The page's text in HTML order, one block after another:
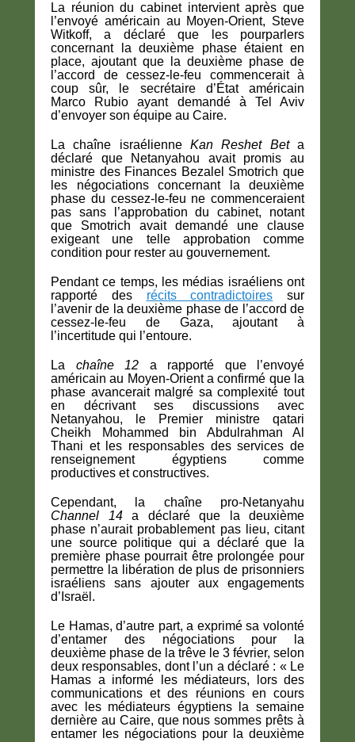
La réunion du cabinet intervient après que
l’envoyé américain au Moyen-Orient, Steve
Witkoff, a déclaré que les pourparlers
concernant la deuxième phase étaient en
place, ajoutant que la deuxième phase de
l’accord de cessez-le-feu commencerait à
coup sûr, le secrétaire d’État américain
Marco Rubio ayant demandé à Tel Aviv
d’envoyer son équipe au Caire.
La chaîne israélienne Kan Reshet Beta
déclaré que Netanyahou avait promis au
ministre des Finances Bezalel Smotrich que
les négociations concernant la deuxième
phase du cessez-le-feu ne commenceraient
pas sans l’approbation du cabinet, notant
que Smotrich avait demandé une clause
exigeant une telle approbation comme
condition pour rester au gouvernement.
Pendant ce temps, les médias israéliens ont
rapporté des récits contradictoires sur
l’avenir de la deuxième phase de l’accord de
cessez-le-feu de Gaza, ajoutant à
l’incertitude qui l’entoure.
La chaîne 12 a rapporté que l’envoyé
américain au Moyen-Orient a confirmé que la
phase avancerait malgré sa complexité tout
en décrivant ses discussions avec
Netanyahou, le Premier ministre qatari
Cheikh Mohammed bin Abdulrahman Al
Thani et les responsables des services de
renseignement égyptiens comme
productives et constructives.
Cependant, la chaîne pro-Netanyahu
Channel 14a déclaré que la deuxième
phase n’aurait probablement pas lieu, citant
une source politique qui a déclaré que la
première phase pourrait être prolongée pour
permettre la libération de plus de prisonniers
israéliens sans ajouter aux engagements
d’Israël.
Le Hamas, d’autre part, a exprimé sa volonté
d’entamer des négociations pour la
deuxième phase de la trêve le 3 février, selon
deux responsables, dont l’un a déclaré : « Le
Hamas a informé les médiateurs, lors des
communications et des réunions en cours
avec les médiateurs égyptiens la semaine
dernière au Caire, que nous sommes prêts à
entamer les négociations pour la deuxième